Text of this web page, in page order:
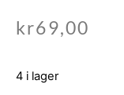
kr69,00
4 i lager